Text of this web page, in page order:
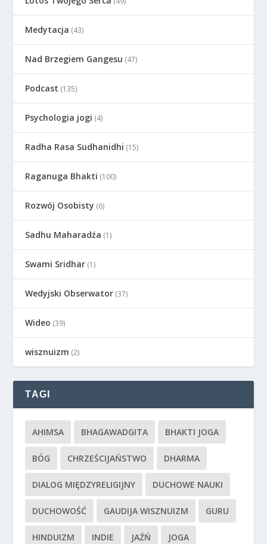
Medytacja (43)
Nad Brzegiem Gangesu (47)
Podcast (135)
Psychologia jogi (4)
Radha Rasa Sudhanidhi (15)
Raganuga Bhakti (100)
Rozwój Osobisty (6)
Sadhu Maharadźa (1)
Swami Sridhar (1)
Wedyjski Obserwator (37)
Wideo (39)
wisznuizm (2)
TAGI
AHIMSA BHAGAWADGITA BHAKTI JOGA
BÓG CHRZEŚCIJAŃSTWO DHARMA
DIALOG MIĘDZYRELIGIJNY DUCHOWE NAUKI
DUCHOWOŚĆ GAUDIJA WISZNUIZM GURU
HINDUIZM INDIE JAŹŃ JOGA